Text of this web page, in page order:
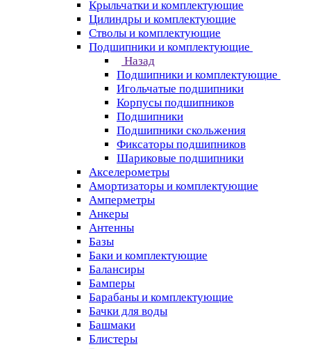
Крыльчатки и комплектующие
Цилиндры и комплектующие
Стволы и комплектующие
Подшипники и комплектующие
Назад
Подшипники и комплектующие
Игольчатые подшипники
Корпусы подшипников
Подшипники
Подшипники скольжения
Фиксаторы подшипников
Шариковые подшипники
Акселерометры
Амортизаторы и комплектующие
Амперметры
Анкеры
Антенны
Базы
Баки и комплектующие
Балансиры
Бамперы
Барабаны и комплектующие
Бачки для воды
Башмаки
Блистеры